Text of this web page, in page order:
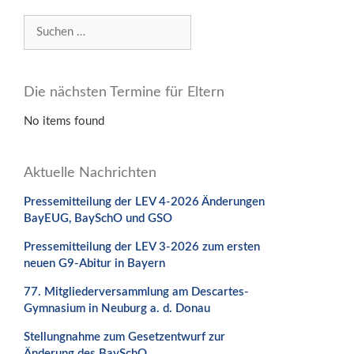
Die nächsten Termine für Eltern
No items found
Aktuelle Nachrichten
Pressemitteilung der LEV 4-2026 Änderungen
BayEUG, BaySchO und GSO
Pressemitteilung der LEV 3-2026 zum ersten
neuen G9-Abitur in Bayern
77. Mitgliederversammlung am Descartes-
Gymnasium in Neuburg a. d. Donau
Stellungnahme zum Gesetzentwurf zur